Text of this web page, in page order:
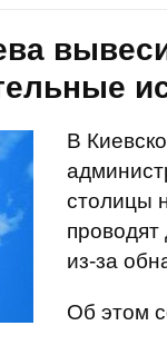
В
столицы
из-за
Об этом